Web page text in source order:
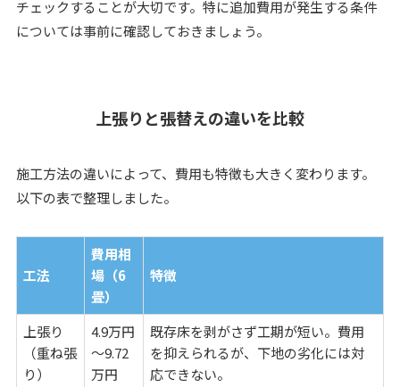
チェックすることが大切です。特に追加費用が発生する条件
については事前に確認しておきましょう。
上張りと張替えの違いを比較
施工方法の違いによって、費用も特徴も大きく変わります。
以下の表で整理しました。
工法
費用相
場（6
畳）
特徴
上張り
（重ね張
り）
4.9万円
～9.72
万円
既存床を剥がさず工期が短い。費用
を抑えられるが、下地の劣化には対
応できない。